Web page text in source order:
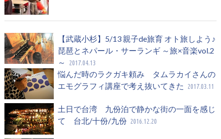
【武蔵小杉】5/13 親子de旅育 オト旅しよう♪
琵琶とネパール・サーランギ ～旅×音楽vol.2
～
2017.04.13
悩んだ時のラクガキ頼み タムラカイさんの
エモグラフィ講座で考え抜いてきた
2017.03.11
土日で台湾 九份泊で静かな街の一面を感じ
て 台北/十份/九份 2016.12.20